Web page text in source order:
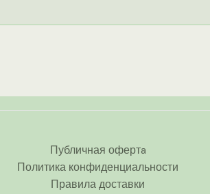
Публичная офертa
Политика конфиденциальности
Правила доставки